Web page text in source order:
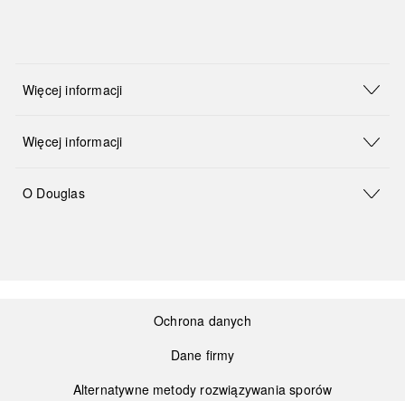
Więcej informacji
Więcej informacji
O Douglas
Ochrona danych
Dane firmy
Alternatywne metody rozwiązywania sporów